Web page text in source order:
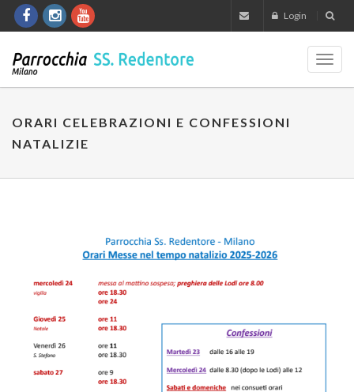
Login
ORARI CELEBRAZIONI E CONFESSIONI
NATALIZIE